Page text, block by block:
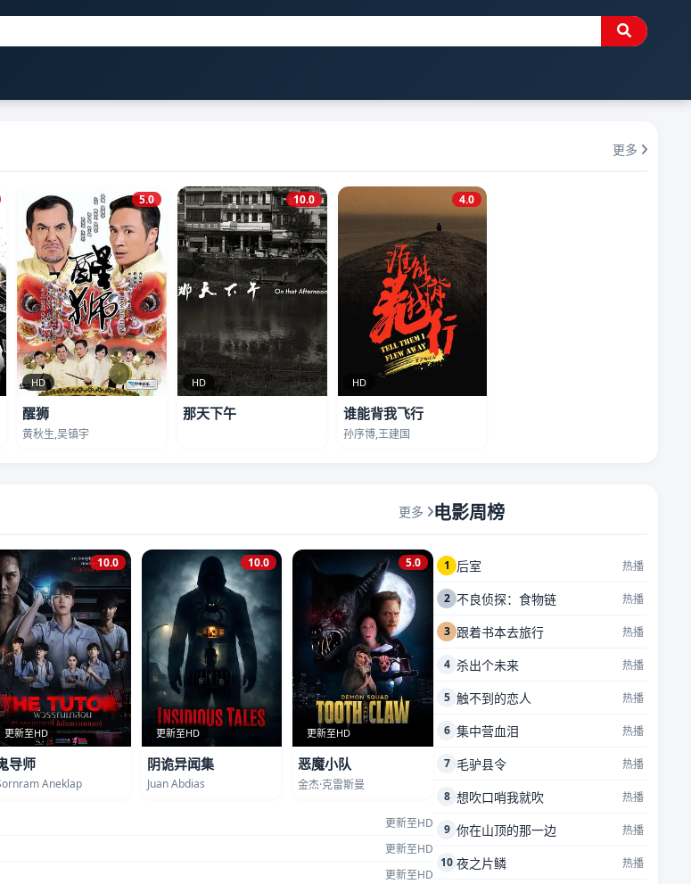
更多
HD
5.0
醒狮
黄秋生,吴镇宇
HD
10.0
那天下午
HD
4.0
谁能背我飞行
孙序博,王建国
更多
更新至HD
10.0
导师
Aneklap
更新至HD
10.0
阴诡异闻集
Juan Abdias
更新至HD
5.0
恶魔小队
金杰·克雷斯曼
更新至HD
更新至HD
更新至HD
电影周榜
1 后室 热播
2 不良侦探：食物链 热播
3 跟着书本去旅行 热播
4 杀出个未来 热播
5 触不到的恋人 热播
6 集中营血泪 热播
7 毛驴县令 热播
8 想吹口哨我就吹 热播
9 你在山顶的那一边 热播
10 夜之片鳞 热播